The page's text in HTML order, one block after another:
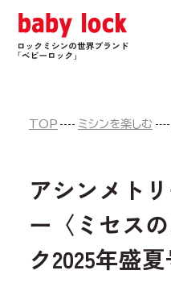
TOP ミシンを楽しむ
アシンメト
ー〈ミセス
ク2025年盛夏